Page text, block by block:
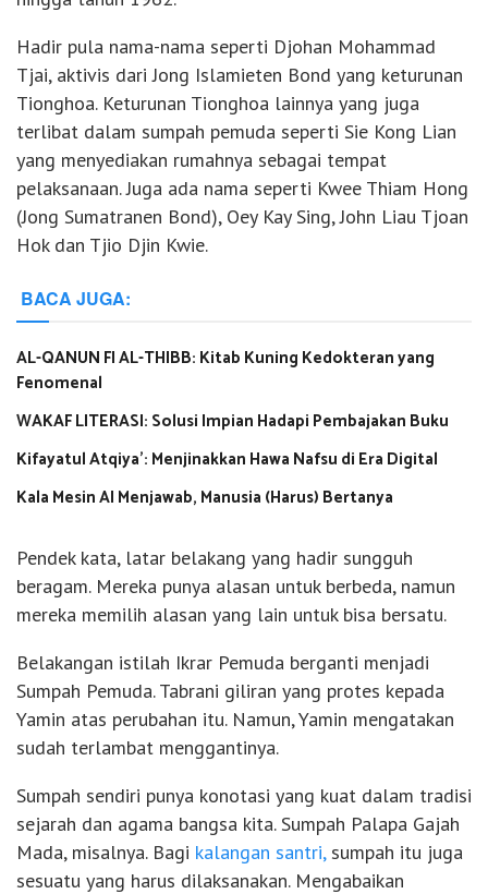
Hadir pula nama-nama seperti Djohan Mohammad
Tjai, aktivis dari Jong Islamieten Bond yang keturunan
Tionghoa. Keturunan Tionghoa lainnya yang juga
terlibat dalam sumpah pemuda seperti Sie Kong Lian
yang menyediakan rumahnya sebagai tempat
pelaksanaan. Juga ada nama seperti Kwee Thiam Hong
(Jong Sumatranen Bond), Oey Kay Sing, John Liau Tjoan
Hok dan Tjio Djin Kwie.
BACA JUGA:
AL-QANUN FI AL-THIBB: Kitab Kuning Kedokteran yang
Fenomenal
WAKAF LITERASI: Solusi Impian Hadapi Pembajakan Buku
Kifayatul Atqiya’: Menjinakkan Hawa Nafsu di Era Digital
Kala Mesin AI Menjawab, Manusia (Harus) Bertanya
Pendek kata, latar belakang yang hadir sungguh
beragam. Mereka punya alasan untuk berbeda, namun
mereka memilih alasan yang lain untuk bisa bersatu.
Belakangan istilah Ikrar Pemuda berganti menjadi
Sumpah Pemuda. Tabrani giliran yang protes kepada
Yamin atas perubahan itu. Namun, Yamin mengatakan
sudah terlambat menggantinya.
Sumpah sendiri punya konotasi yang kuat dalam tradisi
sejarah dan agama bangsa kita. Sumpah Palapa Gajah
Mada, misalnya. Bagi kalangan santri, sumpah itu juga
sesuatu yang harus dilaksanakan. Mengabaikan